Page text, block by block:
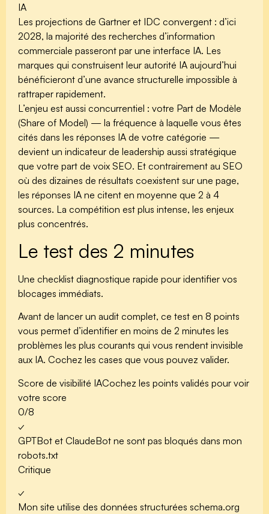
IA
Les projections de Gartner et IDC convergent : d’ici
2028, la majorité des recherches d’information
commerciale passeront par une interface IA. Les
marques qui construisent leur autorité IA aujourd’hui
bénéficieront d’une avance structurelle impossible à
rattraper rapidement.
L’enjeu est aussi concurrentiel : votre Part de Modèle
(Share of Model) — la fréquence à laquelle vous êtes
cités dans les réponses IA de votre catégorie —
devient un indicateur de leadership aussi stratégique
que votre part de voix SEO. Et contrairement au SEO
où des dizaines de résultats coexistent sur une page,
les réponses IA ne citent en moyenne que 2 à 4
sources. La compétition est plus intense, les enjeux
plus concentrés.
Le test des 2 minutes
Une checklist diagnostique rapide pour identifier vos
blocages immédiats.
Avant de lancer un audit complet, ce test en 8 points
vous permet d’identifier en moins de 2 minutes les
problèmes les plus courants qui vous rendent invisible
aux IA. Cochez les cases que vous pouvez valider.
Score de visibilité IACochez les points validés pour voir
votre score
0/8
✓
GPTBot et ClaudeBot ne sont pas bloqués dans mon
robots.txt
Critique
✓
Mon site utilise des données structurées schema.org